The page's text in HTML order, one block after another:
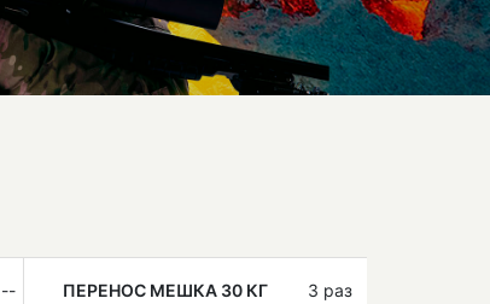
--
ПЕРЕНОС МЕШКА 30 КГ
3 раз